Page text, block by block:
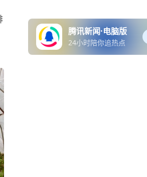
腾讯新闻·电脑版
24小时陪你追热点